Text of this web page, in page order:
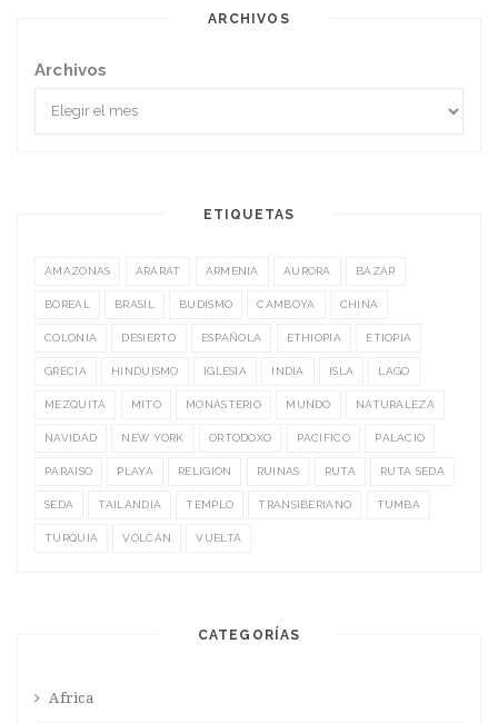
ARCHIVOS
Archivos
ETIQUETAS
AMAZONAS ARARAT ARMENIA AURORA BAZAR
BOREAL BRASIL BUDISMO CAMBOYA CHINA
COLONIA DESIERTO ESPAÑOLA ETHIOPIA ETIOPIA
GRECIA HINDUISMO IGLESIA INDIA ISLA LAGO
MEZQUITA MITO MONASTERIO MUNDO NATURALEZA
NAVIDAD NEW YORK ORTODOXO PACIFICO PALACIO
PARAISO PLAYA RELIGIÓN RUINAS RUTA RUTA SEDA
SEDA TAILANDIA TEMPLO TRANSIBERIANO TUMBA
TURQUÍA VOLCÁN VUELTA
CATEGORÍAS
Africa